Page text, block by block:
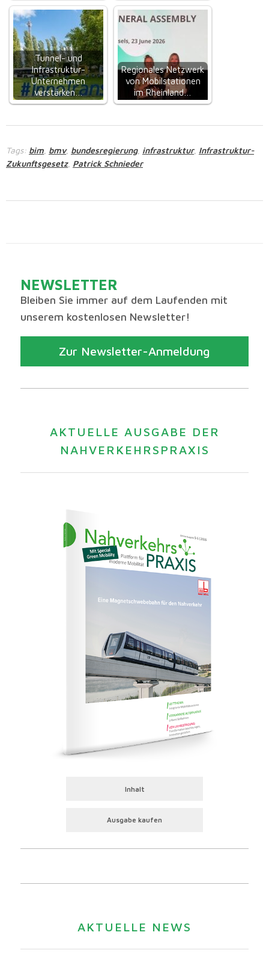
Tunnel- und
Infrastruktur-
Unternehmen
verstärken…
Regionales Netzwerk
von Mobilstationen
im Rheinland…
Tags: bim bmv, bundesregierung, infrastruktur, Infrastruktur-
Zukunftsgesetz, Patrick Schnieder
NEWSLETTER
Bleiben Sie immer auf dem Laufenden mit
unserem kostenlosen Newsletter!
Zur Newsletter-Anmeldung
AKTUELLE AUSGABE DER
NAHVERKEHRSPRAXIS
Inhalt
Ausgabe kaufen
AKTUELLE NEWS